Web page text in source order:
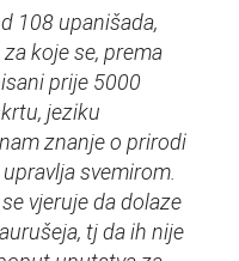
108 upanišada,
koje se, prema
prije 5000
jeziku
znanje o prirodi
svemirom.
vjeruje da dolaze
tj da ih nije